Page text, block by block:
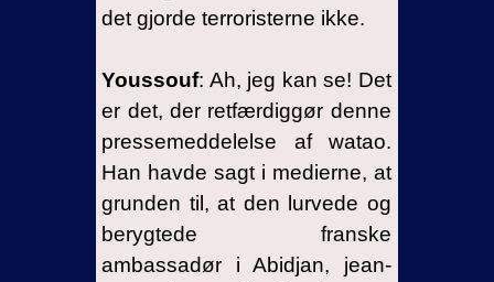
det gjorde terroristerne ikke.
Youssouf: Ah, jeg kan se! Det
er det, der retfærdiggør denne
pressemeddelelse af watao.
Han havde sagt i medierne, at
grunden til, at den lurvede og
berygtede franske
ambassadør i Abidjan, jean-